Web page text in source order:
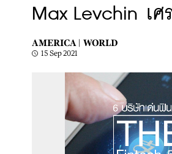
Max Levchin เ
AMERICA | WORLD
15 Sep 2021